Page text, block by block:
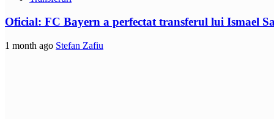
Oficial: FC Bayern a perfectat transferul lui Ismael
1 month ago Stefan Zafiu